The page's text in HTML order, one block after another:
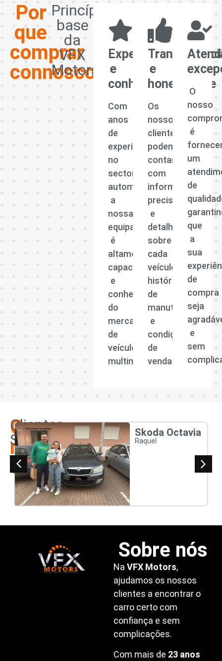
Por
que
comprar
connosco?
Princípios
base
da
VFX
Motors
Experiência
e
conhecimento
Com
anos
de
experiência
no
sector
automóvel,
a
nossa
equipa
é
altamente
capacitada
e
conhecedora
do
mercado
de
veículos
multimarcas.
e
honestidade
Os
nossos
clientes
podem
contar
com
informações
precisas
e
detalhadas
sobre
cada
veículo,
histórico
de
manutenção
e
condições
de
venda.
O
nosso
é
um
de
que
a
sua
de
compra
seja
e
sem
Os
nossos
clientes
Clientes
Satisfeitos
Skoda Octavia
Raquel
Sobre nós
NaVFX Motors,
ajudamos os nossos
clientes a encontrar o
carro certo com
confiança e sem
complicações.
Com mais de 23 anos